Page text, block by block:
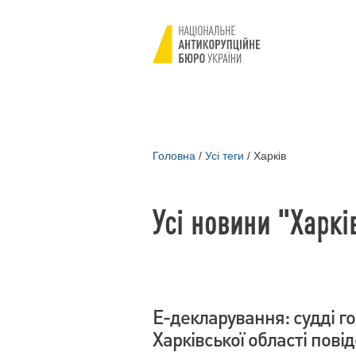
Головна / Усі теги / Харків
Усі новини
Е-декларування: судді
Харківської області